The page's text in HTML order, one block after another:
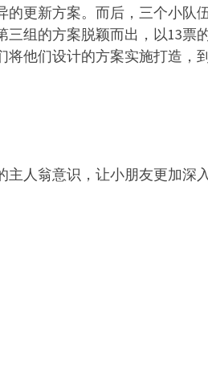
更新方案。而后，三个小队
组的方案脱颖而出，以13票
他们设计的方案实施打造，
人翁意识，让小朋友更加深